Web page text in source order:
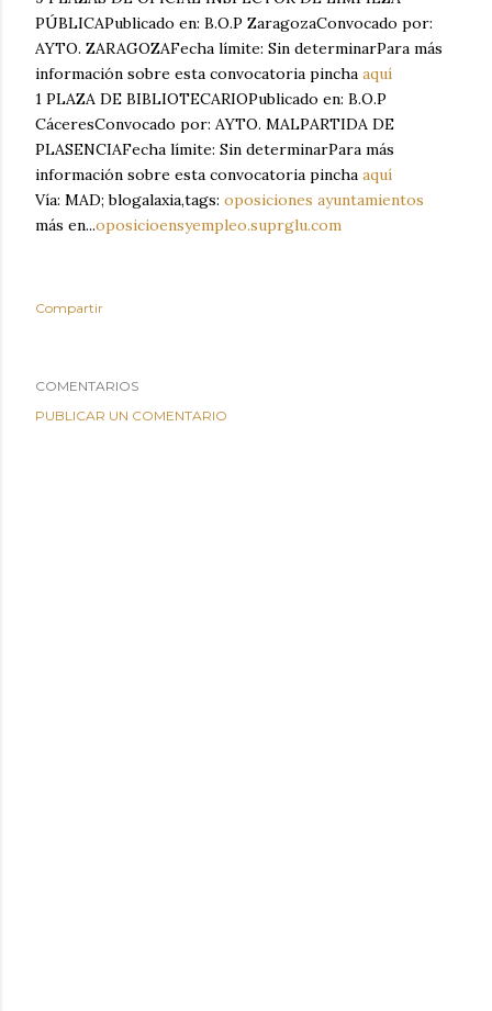
PÚBLICAPublicado en: B.O.P ZaragozaConvocado por:
AYTO. ZARAGOZAFecha límite: Sin determinarPara más
información sobre esta convocatoria pincha aquí
1 PLAZA DE BIBLIOTECARIOPublicado en: B.O.P
CáceresConvocado por: AYTO. MALPARTIDA DE
PLASENCIAFecha límite: Sin determinarPara más
información sobre esta convocatoria pincha aquí
Vía: MAD; blogalaxia,tags: oposiciones ayuntamientos
más en...oposicioensyempleo.suprglu.com
Compartir
COMENTARIOS
PUBLICAR UN COMENTARIO